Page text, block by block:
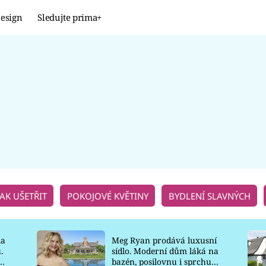
Sledujte prima+
UŠETŘIT POKOJOVÉ KVĚTINY BYDLENÍ SLAVNÝCH
Meg Ryan prodává luxusní
sídlo. Moderní dům láká na
bazén, posilovnu i sprchu